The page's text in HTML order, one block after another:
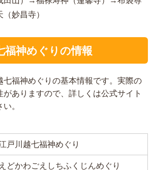
妙昌寺）
福神めぐりの情報
七福神めぐりの基本情報です。実際の
ありますので、詳しくは公式サイト
。
戸川越七福神めぐり
どかわごえしちふくじんめぐり